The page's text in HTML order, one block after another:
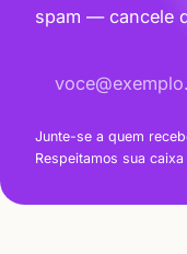
spam — cancele
Junte-se a quem
Respeitamos sua